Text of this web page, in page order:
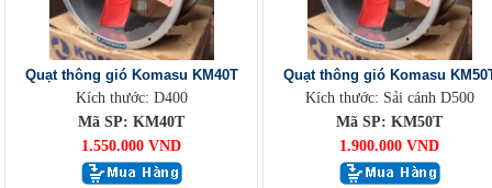
Quạt thông gió Komasu KM40T
Kích thước: D400
Mã SP: KM40T
1.550.000 VND
Quạt thông gió Komasu
Kích thước: Sải cánh D500
Mã SP: KM50T
1.900.000 VND